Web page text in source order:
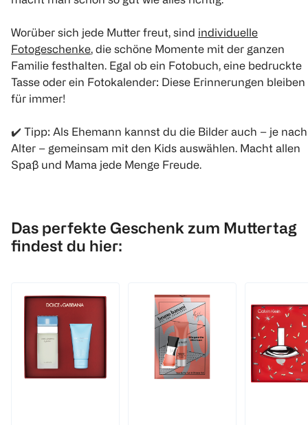
Worüber sich jede Mutter freut, sind individuelle
Fotogeschenke, die schöne Momente mit der ganzen
Familie festhalten. Egal ob ein Fotobuch, eine bedruckte
Tasse oder ein Fotokalender: Diese Erinnerungen bleiben
für immer!
✔️ Tipp: Als Ehemann kannst du die Bilder auch – je nach
Alter – gemeinsam mit den Kids auswählen. Macht allen
Spaß und Mama jede Menge Freude.
Das perfekte Geschenk zum Muttertag
findest du hier: